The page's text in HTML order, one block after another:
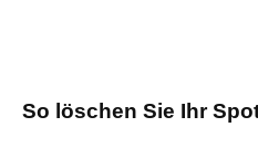
So löschen Sie Ihr